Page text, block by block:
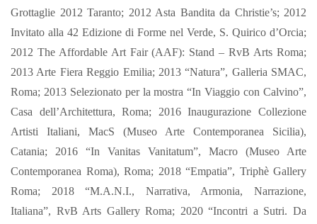
Grottaglie 2012 Taranto; 2012 Asta Bandita da Christie’s; 2012
Invitato alla 42 Edizione di Forme nel Verde, S. Quirico d’Orcia;
2012 The Affordable Art Fair (AAF): Stand – RvB Arts Roma;
2013 Arte Fiera Reggio Emilia; 2013 “Natura”, Galleria SMAC,
Roma; 2013 Selezionato per la mostra “In Viaggio con Calvino”,
Casa dell’Architettura, Roma; 2016 Inaugurazione Collezione
Artisti Italiani, MacS (Museo Arte Contemporanea Sicilia),
Catania; 2016 “In Vanitas Vanitatum”, Macro (Museo Arte
Contemporanea Roma), Roma; 2018 “Empatia”, Triphè Gallery
Roma; 2018 “M.A.N.I., Narrativa, Armonia, Narrazione,
Italiana”, RvB Arts Gallery Roma; 2020 “Incontri a Sutri. Da